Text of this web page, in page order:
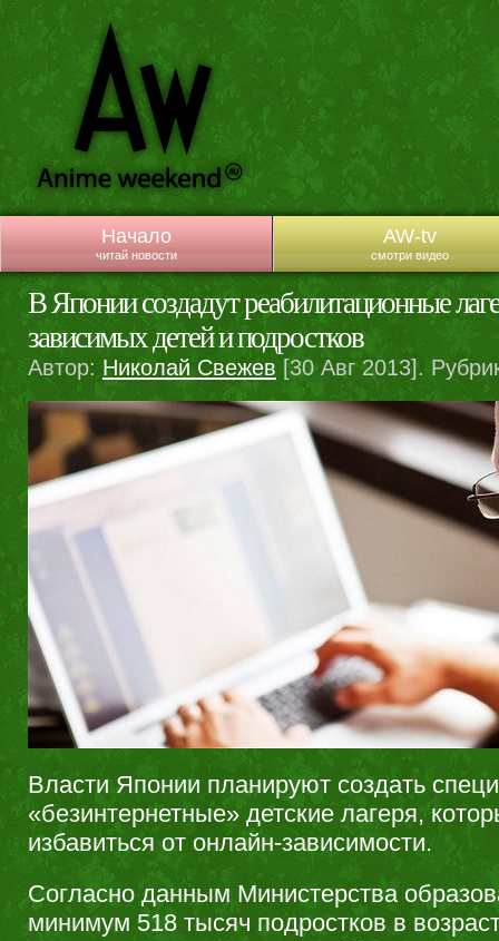
Начало
читай новости
AW-tv
смотри видео
В Японии создадут реабилитационные
зависимых детей и подростков
Автор: Николай Свежев [30 Авг 2013].
Власти Японии планируют создать
«безинтернетные» детские лагеря,
избавиться от онлайн-зависимости.
Согласно данным Министерства
минимум 518 тысяч подростков в